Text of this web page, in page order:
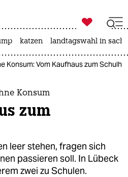
ich
ich

taz zahl ich
katzen landtagswahl in
Konsum: Vom Kaufhaus zum
Konsum
zum
leer stehen, fragen sich
passieren soll. In Lübeck
zwei zu Schulen.